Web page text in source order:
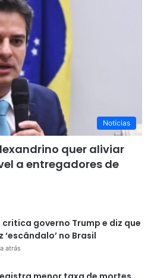
Notícias
quer aliviar
a entregadores de
governo Trump e diz que
‘escândalo’ no Brasil
atrás